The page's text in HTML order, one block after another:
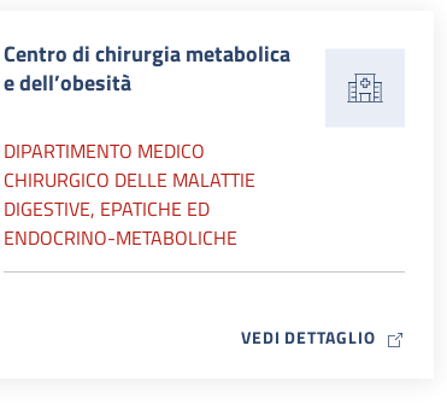
Centro di chirurgia metabolica
e dell’obesità
DIPARTIMENTO MEDICO
CHIRURGICO DELLE MALATTIE
DIGESTIVE, EPATICHE ED
ENDOCRINO-METABOLICHE
VEDI DETTAGLIOMAP ICON